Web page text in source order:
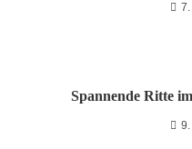
Spannende Ritte